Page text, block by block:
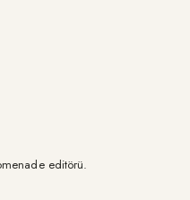
editörü.